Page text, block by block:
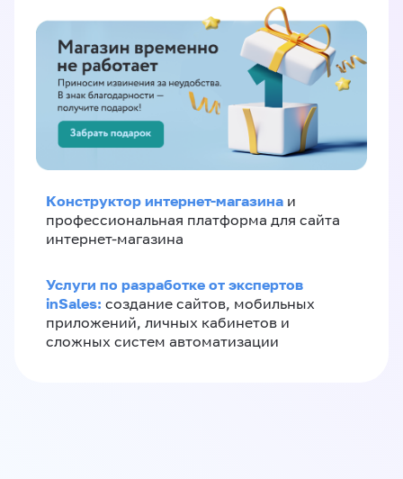
Конструктор интернет-магазина и
профессиональная платформа для сайта
интернет-магазина
Услуги по разработке от экспертов
inSales: создание сайтов, мобильных
приложений, личных кабинетов и
сложных систем автоматизации